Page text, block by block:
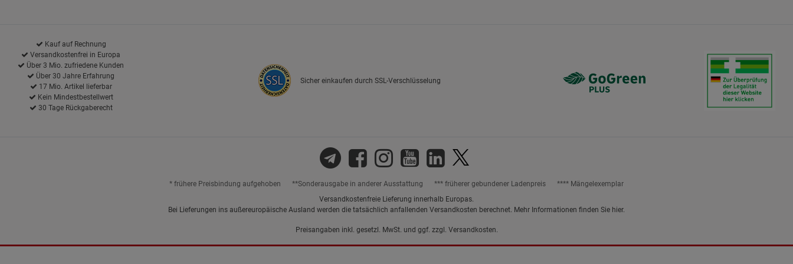
Kauf auf Rechnung
Versandkostenfrei in Europa
Über 3 Mio. zufriedene Kunden
Über 30 Jahre Erfahrung
17 Mio. Artikel lieferbar
Kein Mindestbestellwert
30 Tage Rückgaberecht
Sicher einkaufen durch SSL-Verschlüsselung
* frühere Preisbindung aufgehoben **Sonderausgabe in anderer Ausstattung *** früherer gebundener Ladenpreis
**** Mängelexemplar
Versandkostenfreie Lieferung innerhalb Europas.
Bei Lieferungen ins außereuropäische Ausland werden die tatsächlich anfallenden Versandkosten berechnet. Mehr Informationen finden Sie hier.
Preisangaben inkl. gesetzl. MwSt. und ggf. zzgl. Versandkosten.